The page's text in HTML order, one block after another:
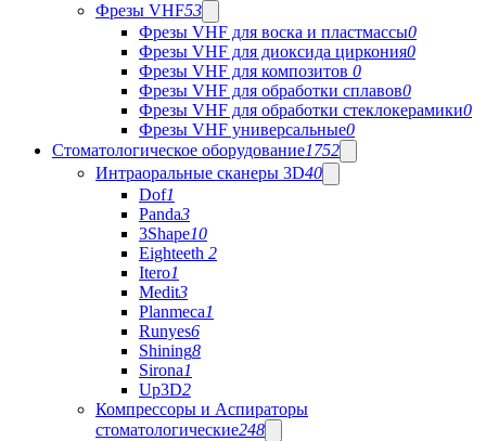
Фрезы VHF53
Фрезы VHF для воска и пластмассы0
Фрезы VHF для диоксида циркония0
Фрезы VHF для композитов 0
Фрезы VHF для обработки сплавов0
Фрезы VHF для обработки стеклокерамики0
Фрезы VHF универсальные0
Стоматологическое оборудование1752
Интраоральные сканеры 3D40
Dof1
Panda3
3Shape10
Eighteeth 2
Itero1
Medit3
Planmeca1
Runyes6
Shining8
Sirona1
Up3D2
Компрессоры и Аспираторы
стоматологические248